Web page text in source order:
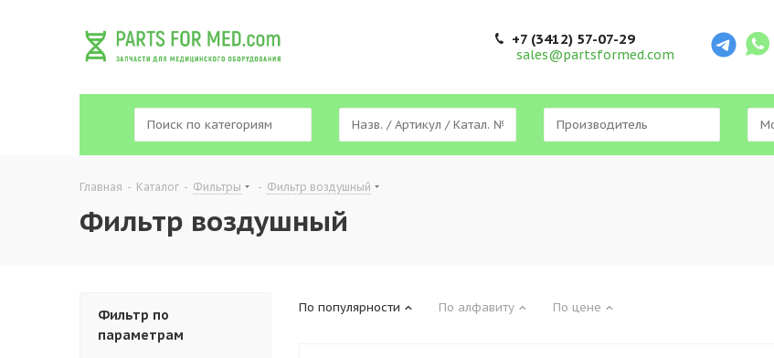
+7 (3412) 57-07-29
sales@partsformed.com
Главная - Каталог - Фильтры - Фильтр воздушный
Фильтр воздушный
По популярности По алфавиту По цене
Фильтр по
параметрам